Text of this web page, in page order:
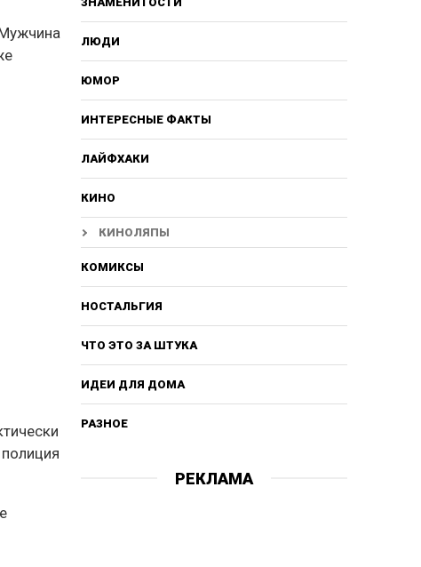
ЛЮДИ
ЮМОР
ИНТЕРЕСНЫЕ ФАКТЫ
ЛАЙФХАКИ
КИНО
КИНОЛЯПЫ
КОМИКСЫ
НОСТАЛЬГИЯ
ЧТО ЭТО ЗА ШТУКА
ИДЕИ ДЛЯ ДОМА
РАЗНОЕ
РЕКЛАМА